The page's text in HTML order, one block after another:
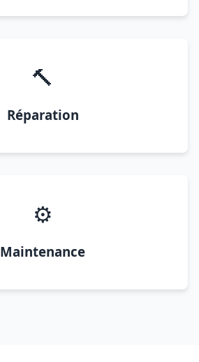
🔨
Réparation
⚙️
Maintenance